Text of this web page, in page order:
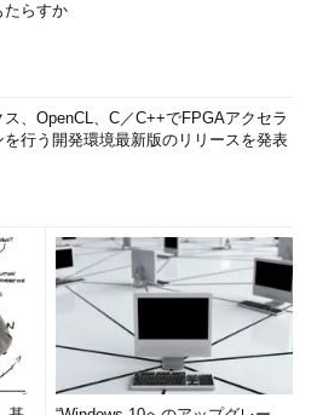
たらすか
、OpenCL、C／C++でFPGAアクセラ
を行う開発環境最新版のリリースを発表